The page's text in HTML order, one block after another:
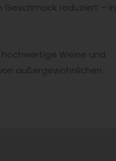
reduziert – in
Weine und
außergewöhnlichen